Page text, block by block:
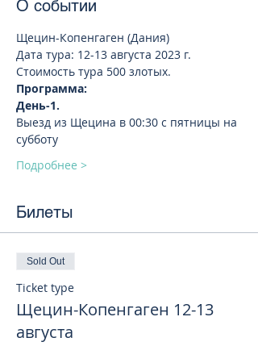
О событии
Щецин-Копенгаген (Дания)
Дата тура: 12-13 августа 2023 г.
Стоимость тура 500 злотых.
Программа:
День-1.
Выезд из Щецина в 00:30 с пятницы на
субботу
Подробнее >
Билеты
Sold Out
Ticket type
Щецин-Копенгаген 12-13
августа